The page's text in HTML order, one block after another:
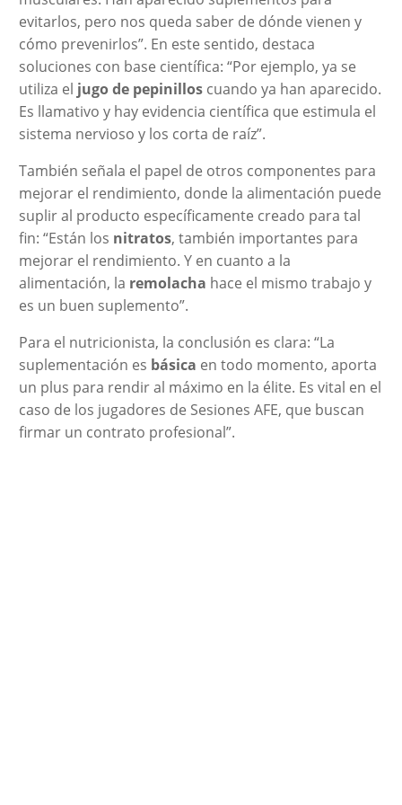
evitarlos, pero nos queda saber de dónde vienen y
cómo prevenirlos”. En este sentido, destaca
soluciones con base científica: “Por ejemplo, ya se
utiliza el jugo de pepinilloscuando ya han aparecido.
Es llamativo y hay evidencia científica que estimula el
sistema nervioso y los corta de raíz”.
También señala el papel de otros componentes para
mejorar el rendimiento, donde la alimentación puede
suplir al producto específicamente creado para tal
fin: “Están los nitratos, también importantes para
mejorar el rendimiento. Y en cuanto a la
alimentación, la remolacha hace el mismo trabajo y
es un buen suplemento”.
Para el nutricionista, la conclusión es clara: “La
suplementación es básica en todo momento, aporta
un plus para rendir al máximo en la élite. Es vital en el
caso de los jugadores de Sesiones AFE, que buscan
firmar un contrato profesional”.